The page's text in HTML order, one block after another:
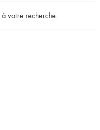
à votre recherche.